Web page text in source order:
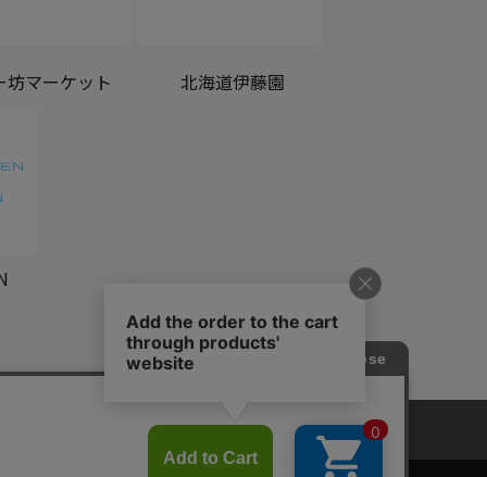
坊マーケット 北海道伊藤園
よくある質問（共通）